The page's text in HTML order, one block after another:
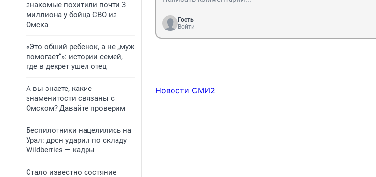
знакомые похитили почти 3
миллиона у бойца СВО из
Омска
«Это общий ребенок, а не „муж
помогает“»: истории семей,
где в декрет ушел отец
А вы знаете, какие
знаменитости связаны с
Омском? Давайте проверим
Беспилотники нацелились на
Урал: дрон ударил по складу
Wildberries — кадры
Стало известно состяние
Гость
Войти
Новости СМИ2